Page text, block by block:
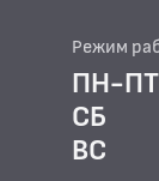
Режим
ПН-ПТ
СБ
ВС